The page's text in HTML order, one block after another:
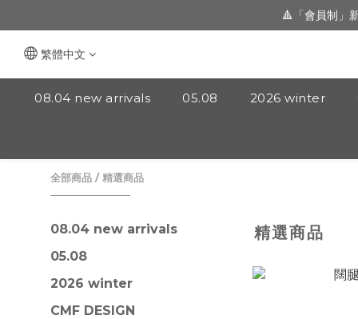
🔺「會員制」
🔺「會員制」
🔺「會員制」
繁體中文
08.04 new arrivals 05.08 2026 winter
全部商品 /精選商品
08.04 new arrivals
05.08
2026 winter
CMF DESIGN
精選商品